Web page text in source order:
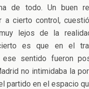
de todo. Un buen
a cierto control,
lejos de la
es que en el
ese sentido fueron
no intimidaba la
partido en el espacio